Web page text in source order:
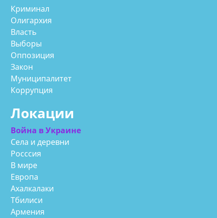
Криминал
Олигархия
Власть
Выборы
Оппозиция
Закон
Муниципалитет
Коррупция
Локации
Война в Украине
Села и деревни
Росссия
В мире
Европа
Ахалкалаки
Тбилиси
Армения